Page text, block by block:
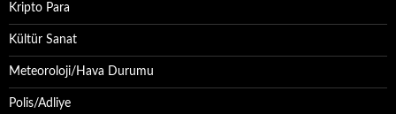
Kripto Para
Kültür Sanat
Meteoroloji/Hava Durumu
Polis/Adliye